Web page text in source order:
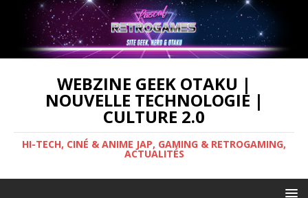
WEBZINE GEEK OTAKU |
NOUVELLE TECHNOLOGIE |
CULTURE 2.0
HI-TECH, CINÉ & ANIME JAP, GAMING & RETROGAMING,
ACTUALITÉS